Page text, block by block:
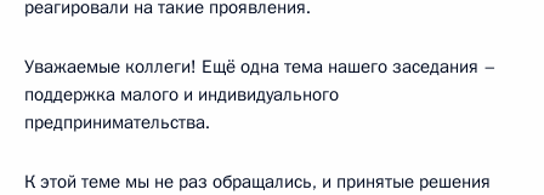
реагировали на такие проявления.
Уважаемые коллеги! Ещё одна тема нашего заседания –
поддержка малого и индивидуального
предпринимательства.
К этой теме мы не раз обращались, и принятые решения